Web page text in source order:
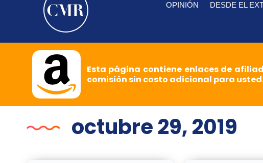
OPINIÓN DESDE EL
Esta página contiene enlaces de
comisión sin costo adicional para
octubre 29, 2019